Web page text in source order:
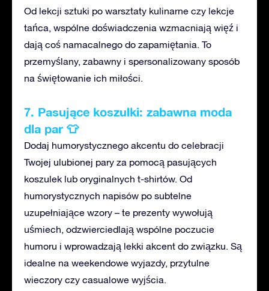
Od lekcji sztuki po warsztaty kulinarne czy lekcje
tańca, wspólne doświadczenia wzmacniają więź i
dają coś namacalnego do zapamiętania. To
przemyślany, zabawny i spersonalizowany sposób
na świętowanie ich miłości.
7. Pasujące koszulki: zabawna moda
dla par 👕
Dodaj humorystycznego akcentu do celebracji
Twojej ulubionej pary za pomocą pasujących
koszulek lub oryginalnych t-shirtów. Od
humorystycznych napisów po subtelne
uzupełniające wzory – te prezenty wywołują
uśmiech, odzwierciedlają wspólne poczucie
humoru i wprowadzają lekki akcent do związku. Są
idealne na weekendowe wyjazdy, przytulne
wieczory czy casualowe wyjścia.